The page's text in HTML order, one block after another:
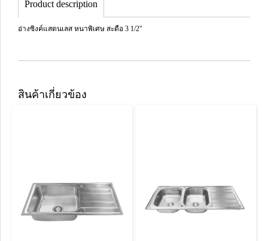
Product description
อ่างซิงค์แสตนเลส หนาพิเศษ สะดือ 3 1/2"
สินค้าเกี่ยวข้อง